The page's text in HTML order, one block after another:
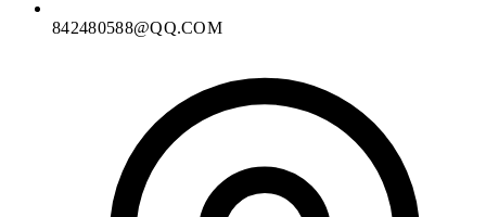
842480588@QQ.COM